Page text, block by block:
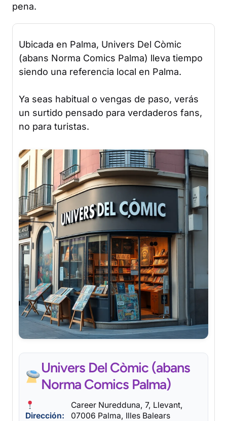
pena.
Ubicada en Palma, Univers Del Còmic
(abans Norma Comics Palma) lleva tiempo
siendo una referencia local en Palma.
Ya seas habitual o vengas de paso, verás
un surtido pensado para verdaderos fans,
no para turistas.
Univers Del Còmic (abans
Norma Comics Palma)
Dirección:
Career Nuredduna, 7, Llevant,
07006 Palma, Illes Balears